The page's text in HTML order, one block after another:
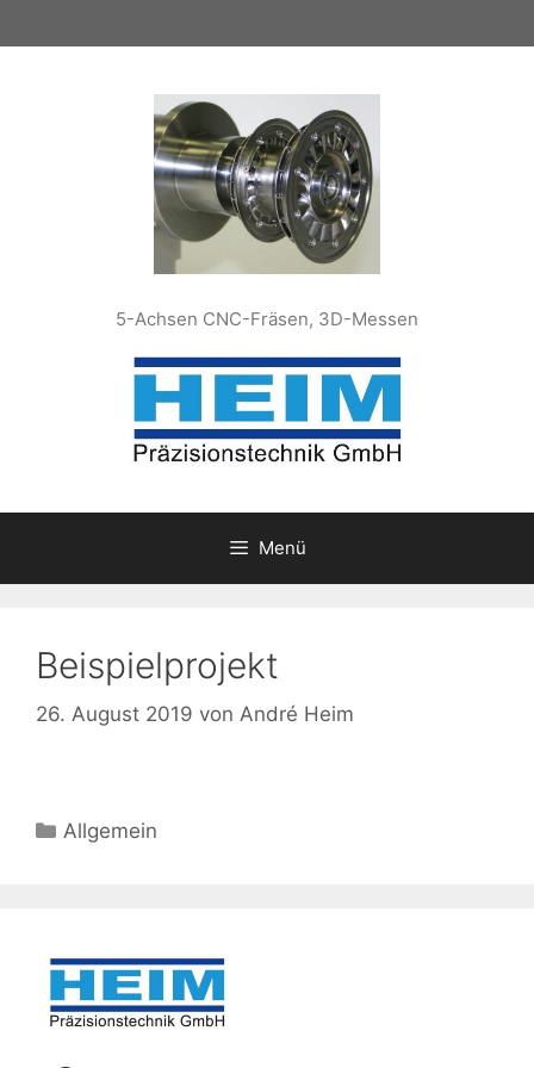
Inhalt
5-Achsen CNC-Fräsen, 3D-Messen
Menü
Beispielprojekt
26. August 2019 von André Heim
Kategorien
Allgemein